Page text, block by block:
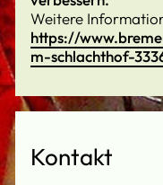
Weitere
https://
m-schlachthof-
Kontakt